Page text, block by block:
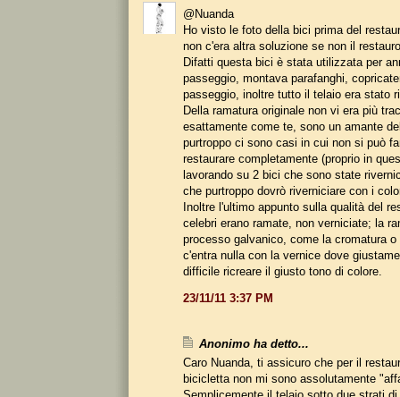
@Nuanda
Ho visto le foto della bici prima del
non c'era altra soluzione se non il
Difatti questa bici è stata utilizzata per
passeggio, montava parafanghi,
passeggio, inoltre tutto il telaio era stato
Della ramatura originale non vi era più
esattamente come te, sono un amante
purtroppo ci sono casi in cui non si può
restaurare completamente (proprio in
lavorando su 2 bici che sono state
che purtroppo dovrò riverniciare con i
Inoltre l'ultimo appunto sulla qualità del
celebri erano ramate, non verniciate; la
processo galvanico, come la cromatura
c'entra nulla con la vernice dove
difficile ricreare il giusto tono di colore.
23/11/11 3:37 PM
Anonimo ha detto...
Caro Nuanda, ti assicuro che per il
bicicletta non mi sono assolutamente
Semplicemente il telaio,sotto due strati